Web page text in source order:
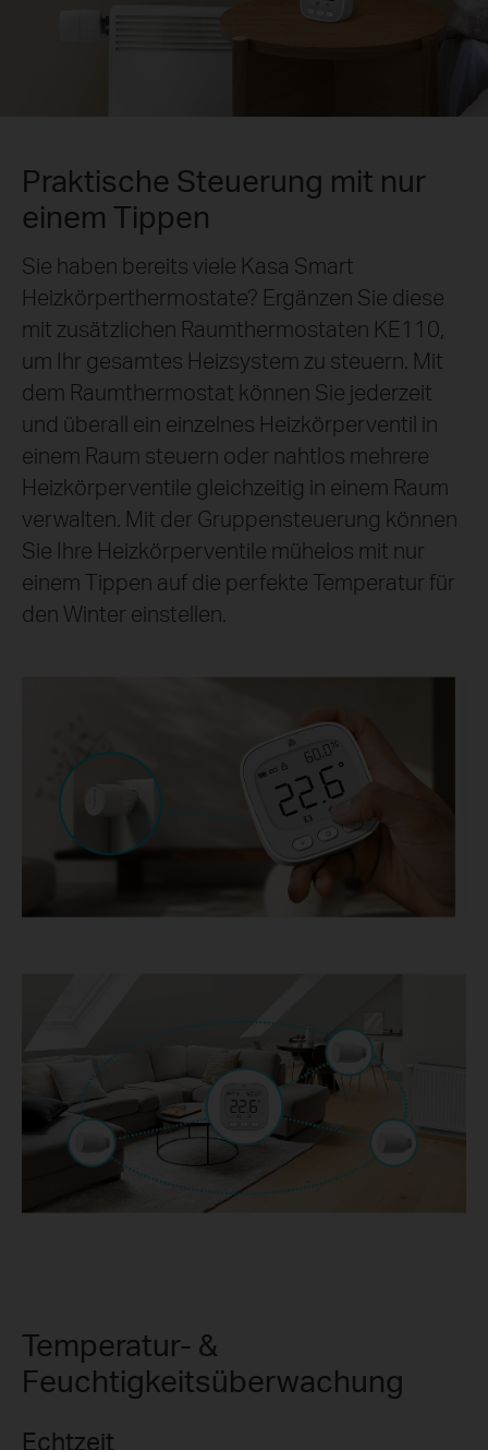
Praktische Steuerung mit nur
einem Tippen
Sie haben bereits viele Kasa Smart
Heizkörperthermostate? Ergänzen Sie diese
mit zusätzlichen Raumthermostaten KE110,
um Ihr gesamtes Heizsystem zu steuern. Mit
dem Raumthermostat können Sie jederzeit
und überall ein einzelnes Heizkörperventil in
einem Raum steuern oder nahtlos mehrere
Heizkörperventile gleichzeitig in einem Raum
verwalten. Mit der Gruppensteuerung können
Sie Ihre Heizkörperventile mühelos mit nur
einem Tippen auf die perfekte Temperatur für
den Winter einstellen.
Temperatur- &
Feuchtigkeitsüberwachung
Echtzeit